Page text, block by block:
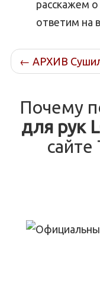
расскажем о
ответим на
← АРХИВ
Почему
для рук
сайте